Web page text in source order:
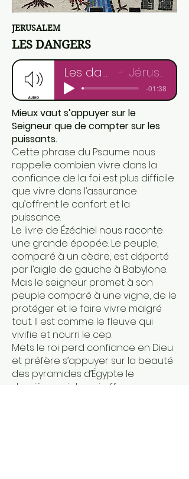
JERUSALEM
LES DANGERS
Les dangers Jérusalem
-01:38
Mieux vaut s’appuyer sur le
Seigneur que de compter sur les
puissants.
Cette phrase du Psaume nous
rappelle combien vivre dans la
confiance de la foi est plus difficile
que vivre dans l’assurance
qu’offrent le confort et la
puissance.
Le livre de Ézéchiel nous raconte
une grande épopée. Le peuple,
comparé à un cèdre, est déporté
par l’aigle de gauche à Babylone.
Mais le seigneur promet à son
peuple comparé à une vigne, de le
protéger et le faire vivre malgré
tout. Il est comme le fleuve qui
vivifie et nourri le cep.
Mets le roi perd confiance en Dieu
et préfère s’appuyer sur la beauté
des pyramides d’Égypte le
deuxième aigle qui offre sa